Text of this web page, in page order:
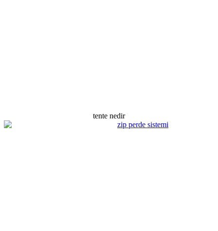
tente nedir